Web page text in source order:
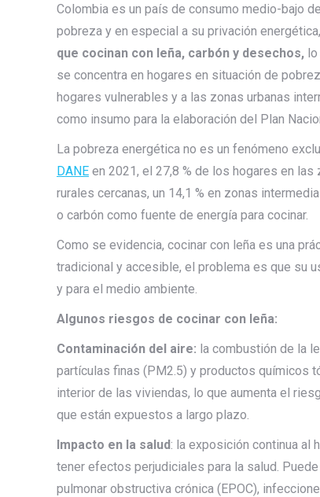
Colombia es un país de consumo medio-bajo
pobreza y en especial a su privación energética,
que cocinan con leña, carbón y desechos,
se concentra en hogares en situación de
hogares vulnerables y a las zonas urbanas
como insumo para la elaboración del Plan
La pobreza energética no es un fenómeno
DANE en 2021, el 27,8 % de los hogares en
rurales cercanas, un 14,1 % en zonas
o carbón como fuente de energía para cocinar.
Como se evidencia, cocinar con leña es una
tradicional y accesible, el problema es que su
y para el medio ambiente.
Algunos riesgos de cocinar con leña:
Contaminación del aire: la combustión de la
partículas finas (PM2.5) y productos químicos
interior de las viviendas, lo que aumenta el
que están expuestos a largo plazo.
Impacto en la salud: la exposición continua al
tener efectos perjudiciales para la salud.
pulmonar obstructiva crónica (EPOC),